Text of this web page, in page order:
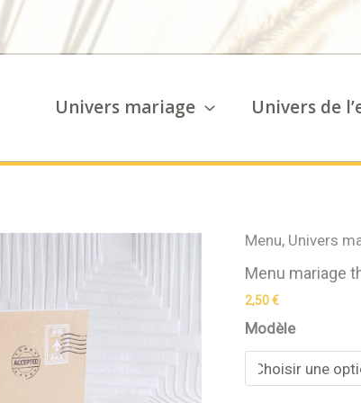
Univers mariage Univers de
Menu, Univers
Menu mariage
2,50€
Modèle
quantité
Menu
mariage
thème
Kraft
et